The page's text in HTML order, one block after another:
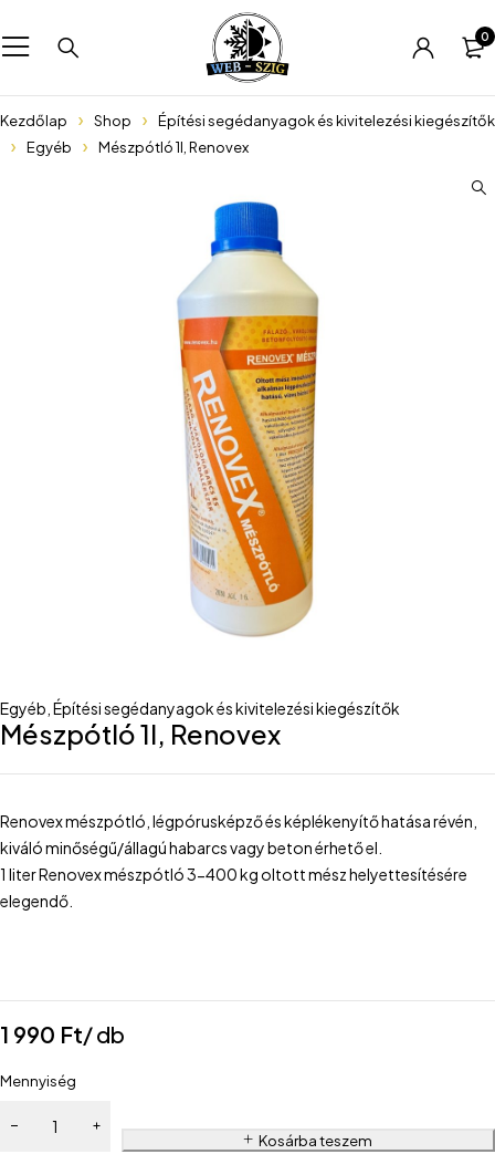
0
Kezdőlap Shop
Építési segédanyagok és kivitelezési kiegészítők
Egyéb
Mészpótló 1l, Renovex
Egyéb Építési segédanyagok és kivitelezési kiegészítők
Mészpótló 1l, Renovex
Renovex mészpótló, légpórusképző és képlékenyítő hatása révén,
kiváló minőségű/állagú habarcs vagy beton érhető el.
1 liter Renovex mészpótló 3-400 kg oltott mész helyettesítésére
elegendő.
1 990 Ft/ db
Mennyiség
Kosárba teszem